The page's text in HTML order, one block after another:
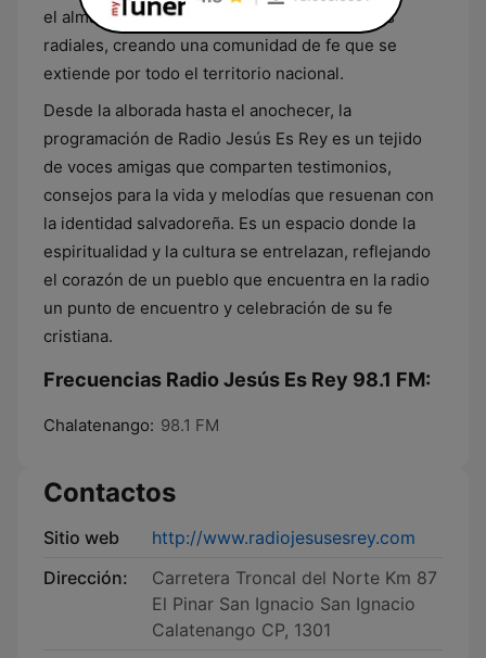
el alma. Su influencia va más allá de las ondas
radiales, creando una comunidad de fe que se
extiende por todo el territorio nacional.
Desde la alborada hasta el anochecer, la
programación de Radio Jesús Es Rey es un tejido
de voces amigas que comparten testimonios,
consejos para la vida y melodías que resuenan con
la identidad salvadoreña. Es un espacio donde la
espiritualidad y la cultura se entrelazan, reflejando
el corazón de un pueblo que encuentra en la radio
un punto de encuentro y celebración de su fe
cristiana.
Frecuencias Radio Jesús Es Rey 98.1 FM:
Chalatenango: 98.1 FM
Contactos
Sitio web
http://www.radiojesusesrey.com
Dirección:
Carretera Troncal del Norte Km 87
El Pinar San Ignacio San Ignacio
Calatenango CP, 1301